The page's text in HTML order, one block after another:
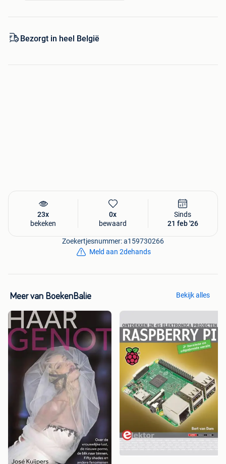
onze rekening
Bezorgt in heel België
23x
bekeken
0x
bewaard
Sinds
21 feb '26
Zoekertjesnummer: a159730266
Meld aan 2dehands
Meer van BoekenBalie Bekijk alles